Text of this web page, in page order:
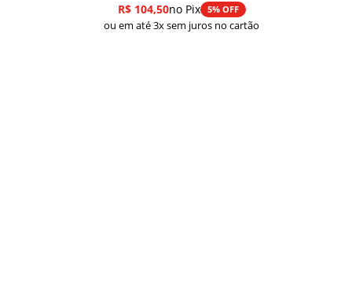
R$104,50no Pix 5% OFF
ou em até 3x sem juros no cartão